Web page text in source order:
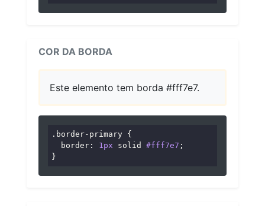
COR DA BORDA
Este elemento tem borda #fff7e7.
.border-primary {
border : 1px solid #fff7e7 ;
}